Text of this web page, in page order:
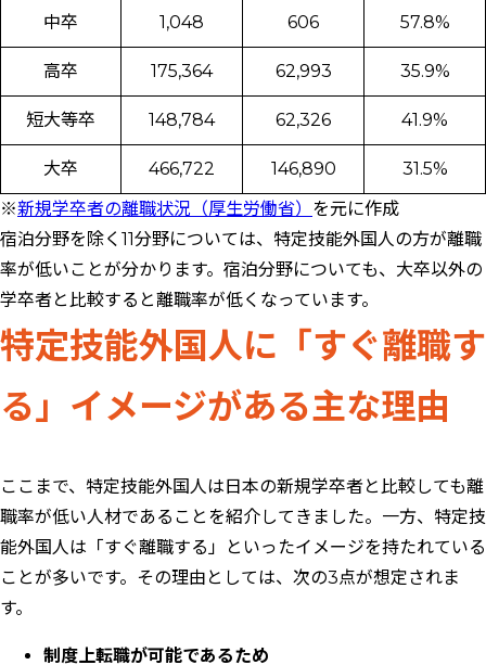
中卒 1,048 606 57.8%
高卒 175,364 62,993 35.9%
短大等卒 148,784 62,326 41.9%
大卒 466,722 146,890
31.5%
※新規学卒者の離職状況（厚生労働省） を元に作成
宿泊分野を除く11分野については、特定技能外国人の方が離職
率が低いことが分かります。宿泊分野についても、大卒以外の
学卒者と比較すると離職率が低くなっています。
特定技能外国人に「すぐ離職す
る」イメージがある主な理由
ここまで、特定技能外国人は日本の新規学卒者と比較しても離
職率が低い人材であることを紹介してきました。一方、特定技
能外国人は「すぐ離職する」といったイメージを持たれている
ことが多いです。その理由としては、次の3点が想定されま
す。
制度上転職が可能であるため